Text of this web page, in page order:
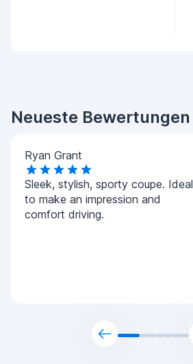
Neueste Bewertungen
Ryan Grant
Sleek, stylish, sporty coupe. Ideal
to make an impression and
comfort driving.